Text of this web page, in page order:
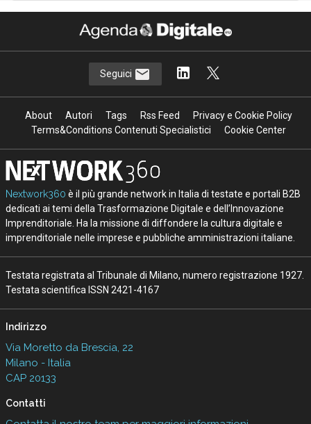
Seguici
About Autori Tags Rss Feed
Privacy e Cookie Policy
Terms&Conditions Contenuti Specialistici
Cookie Center
Nextwork360 è il più grande network in Italia di testate e portali B2B
dedicati ai temi della Trasformazione Digitale e dell’Innovazione
Imprenditoriale. Ha la missione di diffondere la cultura digitale e
imprenditoriale nelle imprese e pubbliche amministrazioni italiane.
Testata registrata al Tribunale di Milano, numero registrazione 1927.
Testata scientifica ISSN 2421-4167
Indirizzo
Via Moretto da Brescia, 22
Milano - Italia
CAP 20133
Contatti